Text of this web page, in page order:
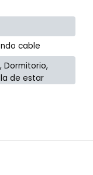
cable
Dormitorio,
de estar